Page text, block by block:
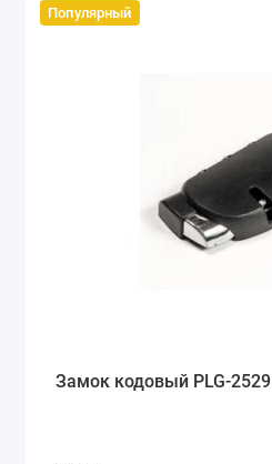
Популярный
Замок кодовый PLG-2529